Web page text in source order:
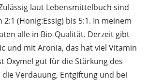
laut Lebensmittelbuch sind
(Honig:Essig) bis 5:1. In meinem
alle in Bio-Qualität. Derzeit gibt
und mit Aronia, das hat viel Vitamin
Oxymel gut für die Stärkung des
Verdauung, Entgiftung und bei